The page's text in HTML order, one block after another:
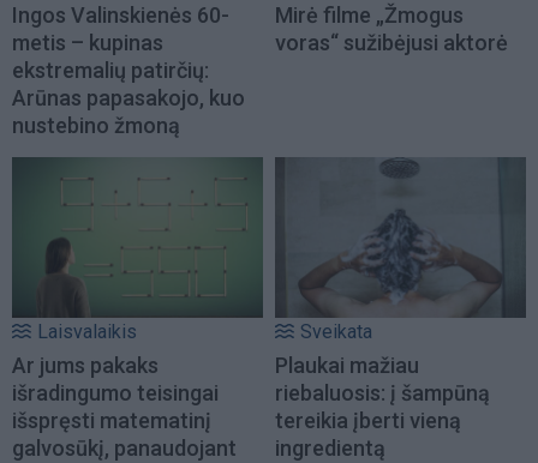
Ingos Valinskienės 60-
metis – kupinas
ekstremalių patirčių:
Arūnas papasakojo, kuo
nustebino žmoną
Mirė filme „Žmogus
voras“ sužibėjusi aktorė
Laisvalaikis
Ar jums pakaks
išradingumo teisingai
išspręsti matematinį
galvosūkį, panaudojant
Sveikata
Plaukai mažiau
riebaluosis: į šampūną
tereikia įberti vieną
ingredientą